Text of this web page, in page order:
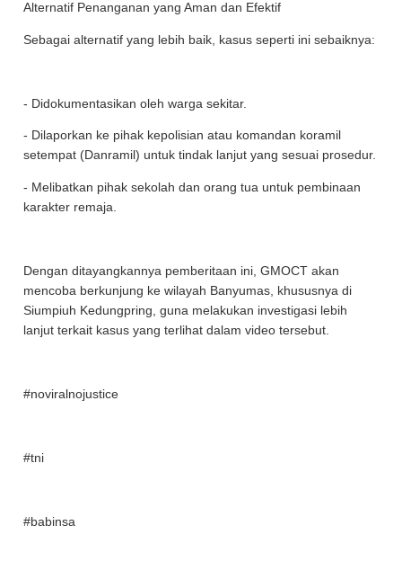
Alternatif Penanganan yang Aman dan Efektif
Sebagai alternatif yang lebih baik, kasus seperti ini sebaiknya:
- Didokumentasikan oleh warga sekitar.
- Dilaporkan ke pihak kepolisian atau komandan koramil
setempat (Danramil) untuk tindak lanjut yang sesuai prosedur.
- Melibatkan pihak sekolah dan orang tua untuk pembinaan
karakter remaja.
Dengan ditayangkannya pemberitaan ini, GMOCT akan
mencoba berkunjung ke wilayah Banyumas, khususnya di
Siumpiuh Kedungpring, guna melakukan investigasi lebih
lanjut terkait kasus yang terlihat dalam video tersebut.
#noviralnojustice
#tni
#babinsa